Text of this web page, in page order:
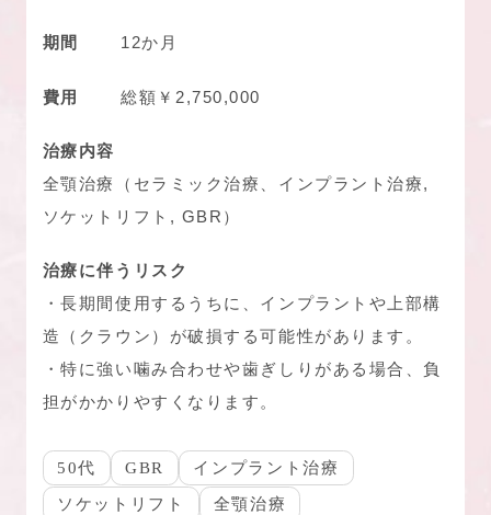
期間 12か月
費用 総額￥2,750,000
治療内容
全顎治療（セラミック治療、インプラント治療,
ソケットリフト, GBR）
治療に伴うリスク
・長期間使用するうちに、インプラントや上部構
造（クラウン）が破損する可能性があります。
・特に強い噛み合わせや歯ぎしりがある場合、負
担がかかりやすくなります。
50代 GBR
インプラント治療
ソケットリフト
全顎治療